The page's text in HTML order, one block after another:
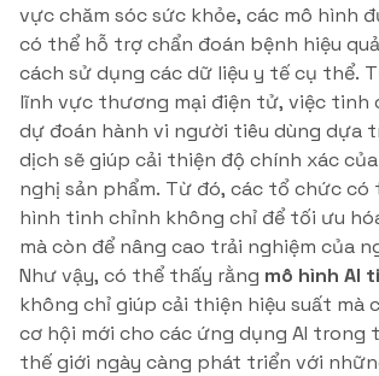
vực chăm sóc sức khỏe, các mô hình
có thể hỗ trợ chẩn đoán bệnh hiệu
cách sử dụng các dữ liệu y tế cụ thể.
lĩnh vực thương mại điện tử, việc tinh
dự đoán hành vi người tiêu dùng dựa
dịch sẽ giúp cải thiện độ chính xác
nghị sản phẩm. Từ đó, các tổ chức có
hình tinh chỉnh không chỉ để tối ưu
mà còn để nâng cao trải nghiệm của
Như vậy, có thể thấy rằng mô hình AI
không chỉ giúp cải thiện hiệu suất mà
cơ hội mới cho các ứng dụng AI trong
thế giới ngày càng phát triển với